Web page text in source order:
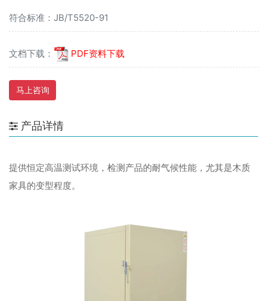
符合标准：JB/T5520-91
文档下载： PDF资料下载
马上咨询
产品详情
提供恒定高温测试环境，检测产品的耐气候性能，尤其是木质
家具的变型程度。